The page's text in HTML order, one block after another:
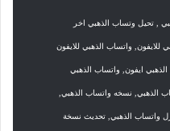
, تحيل وتساب الذهبي اخر
للايفون, واتساب الذهبي للايفون
الذهبي ايفون, واتساب الذهبي
الذهبي, نسخه واتساب الذهبي,
الذهبي 2021, كيف نزل واتساب الذهبي, تحديث نسخة